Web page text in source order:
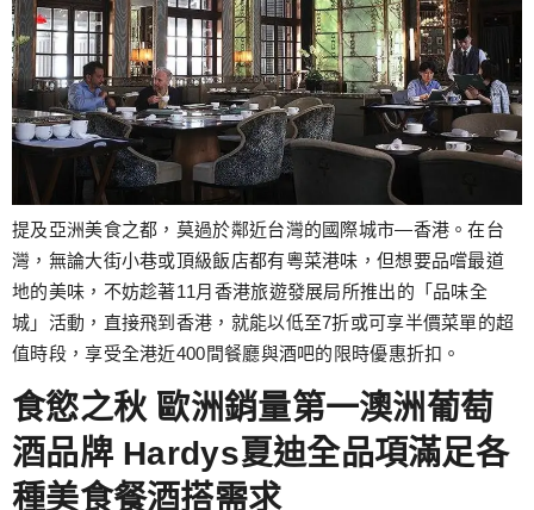
提及亞洲美食之都，莫過於鄰近台灣的國際城市—香港。在台
灣，無論大街小巷或頂級飯店都有粵菜港味，但想要品嚐最道
地的美味，不妨趁著11月香港旅遊發展局所推出的「品味全
城」活動，直接飛到香港，就能以低至7折或可享半價菜單的超
值時段，享受全港近400間餐廳與酒吧的限時優惠折扣。
食慾之秋 歐洲銷量第一澳洲葡萄
酒品牌 Hardys夏迪全品項滿足各
種美食餐酒搭需求